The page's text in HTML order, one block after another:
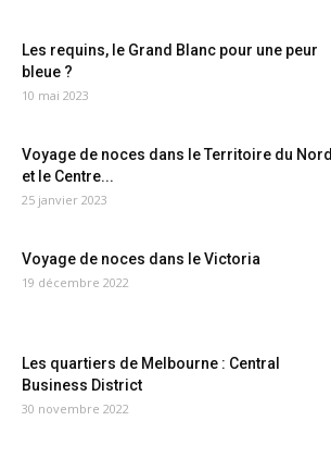
Les requins, le Grand Blanc pour une peur
bleue ?
10 mai 2023
Voyage de noces dans le Territoire du Nord
et le Centre...
25 janvier 2023
Voyage de noces dans le Victoria
19 décembre 2022
Les quartiers de Melbourne : Central
Business District
30 novembre 2022